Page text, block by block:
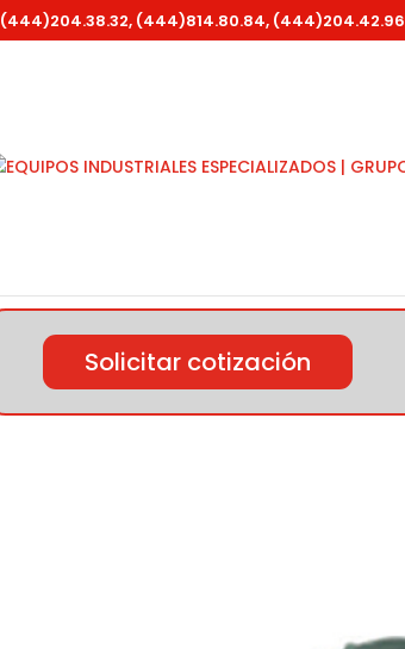
(444)204.38.32, (444)814.80.84, (444)204.42.96
Solicitar cotización